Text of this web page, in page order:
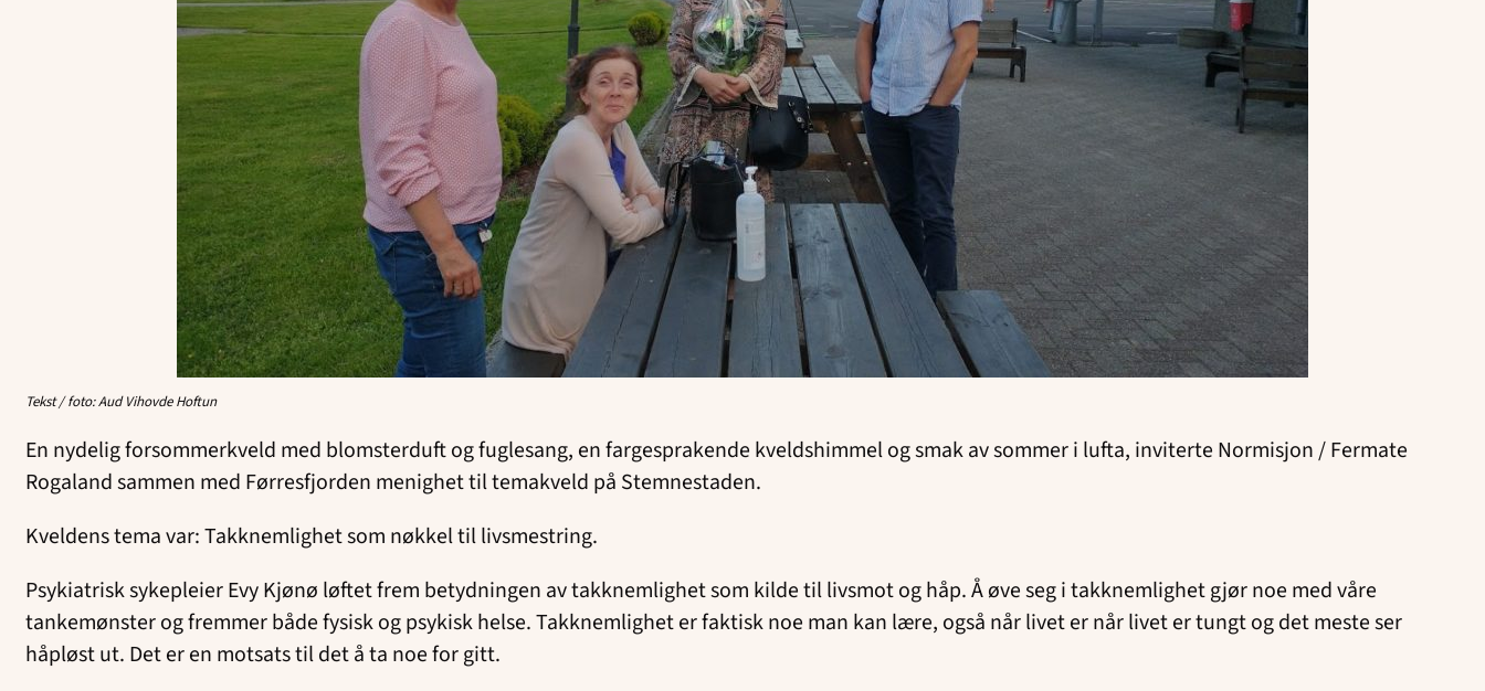
Tekst / foto: Aud Vihovde Hoftun
En nydelig forsommerkveld med blomsterduft og fuglesang, en fargesprakende kveldshimmel og smak av sommer i lufta, inviterte Normisjon / Fermate
Rogaland sammen med Førresfjorden menighet til temakveld på Stemnestaden.
Kveldens tema var: Takknemlighet som nøkkel til livsmestring.
Psykiatrisk sykepleier Evy Kjønø løftet frem betydningen av takknemlighet som kilde til livsmot og håp. Å øve seg i takknemlighet gjør noe med våre
tankemønster og fremmer både fysisk og psykisk helse. Takknemlighet er faktisk noe man kan lære, også når livet er når livet er tungt og det meste ser
håpløst ut. Det er en motsats til det å ta noe for gitt.